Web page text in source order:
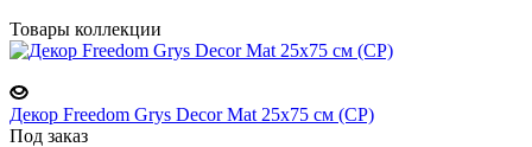
Товары коллекции
Декор Freedom Grys Decor Mat 25x75 см (CP)
Под заказ